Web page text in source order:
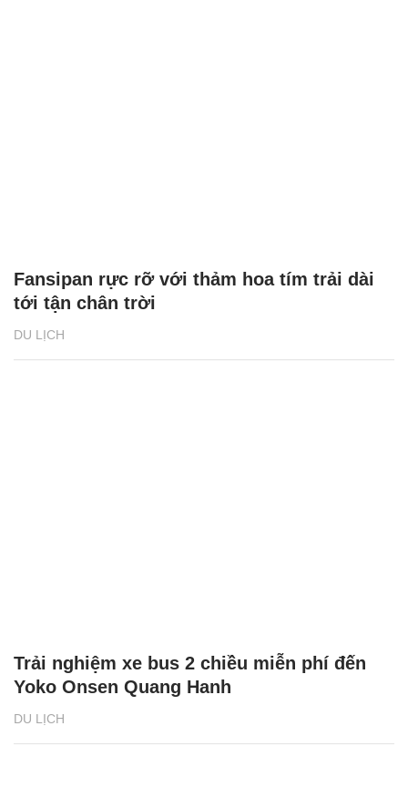
DU LỊCH
Fansipan rực rỡ với thảm hoa tím trải dài
tới tận chân trời
DU LỊCH
Trải nghiệm xe bus 2 chiều miễn phí đến
Yoko Onsen Quang Hanh